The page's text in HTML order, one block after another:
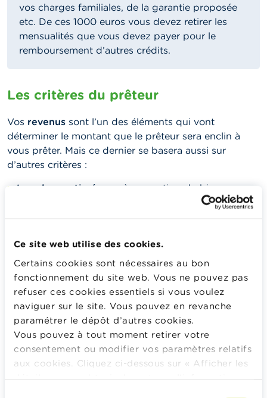
Ce site web utilise des cookies.
Certains cookies sont nécessaires au bon
fonctionnement du site web. Vous ne pouvez pas
refuser ces cookies essentiels si vous voulez
naviguer sur le site. Vous pouvez en revanche
paramétrer le dépôt d’autres cookies.
Vous pouvez à tout moment retirer votre
consentement ou modifier vos paramètres relatifs
aux cookies. Cliquez ci-dessous sur « Afficher les
détails » pour obtenir davantage d'informations.
vos charges familiales, de la garantie proposée
etc. De ces 1000 euros vous devez retirer les
mensualités que vous devez payer pour le
remboursement d’autres crédits.
Les critères du prêteur
Vos revenus sont l’un des éléments qui vont
déterminer le montant que le prêteur sera enclin à
vous prêter. Mais ce dernier se basera aussi sur
d’autres critères :
La valeur estimée
, après expertise, du bien que
vous voulez acheter, construire ou rénover.
La part de l’achat que vous pouvezfinancer vous-
Les garanties que vous pouvez apporter à votre
dossier.
Exemple : Vous êtes
intéressé par une maison
ou un appartement que le
vendeur souhaite vendre
au prix de 250 000 euros